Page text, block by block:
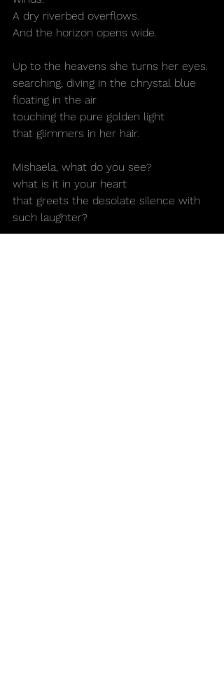
A dry riverbed overflows.
And the horizon opens wide.
Up to the heavens she turns her eyes.
searching, diving in the chrystal blue
floating in the air
touching the pure golden light
that glimmers in her hair.
Mishaela, what do you see?
what is it in your heart
that greets the desolate silence with
such laughter?